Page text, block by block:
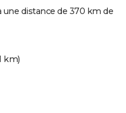
une distance de 370 km de
km)